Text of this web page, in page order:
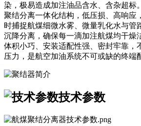
染，极易造成加注油品含水、含杂超标
聚结分离一体化结构，低压损、高响应
时捕捉航煤细微水雾、微量乳化水与管
沉降分离，确保每一滴加注航煤均干燥
体积小巧、安装适配性强、密封牢靠，
压力，是航空加油系统不可或缺的终端
技术参数